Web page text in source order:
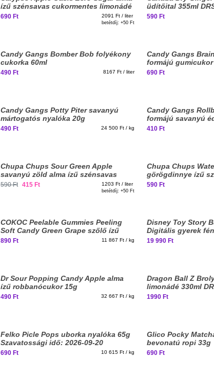
ízű szénsavas cukormentes limonádé
330ml DRS
690 Ft 2091 Ft / liter
betétdíj: +50 Ft
üdítőital 355ml
590 Ft
Candy Gangs Bomber Bob folyékony
cukorka 60ml
490 Ft 8167 Ft / liter
Candy Gangs
formájú
690 Ft
Candy Gangs Potty Piter savanyú
mártogatós nyalóka 20g
490 Ft 24 500 Ft / kg
Candy Gangs
formájú savanyú
410 Ft
Chupa Chups Sour Green Apple
savanyú zöld alma ízű szénsavas
üdítőital 345ml DRS Szavatossági idő:
590 Ft 415 Ft 1203 Ft / liter
betétdíj: +50 Ft
Chupa Chups
görögdinnye ízű
345ml DRS
590 Ft
COKOC Peelable Gummies Peeling
Soft Candy Green Grape szőlő ízű
hámozható gumicukor 75g
890 Ft 11 867 Ft / kg
Disney Toy Story
Digitális gyerek
19 990 Ft
Dr Sour Popping Candy Apple alma
ízű robbanócukor 15g
490 Ft 32 667 Ft / kg
Dragon Ball Z
limonádé 330ml
1990 Ft
Felko Picle Pops uborka nyalóka 65g
Szavatossági idő: 2026-09-20
690 Ft 10 615 Ft / kg
Glico Pocky
bevonatú ropi 33g
690 Ft